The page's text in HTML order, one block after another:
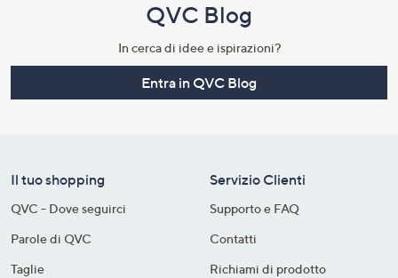
QVC Blog
In cerca di idee e ispirazioni?
Entra in QVC Blog
Il tuo shopping
QVC - Dove seguirci
Parole di QVC
Taglie
Servizio Clienti
Supporto e FAQ
Contatti
Richiami di prodotto